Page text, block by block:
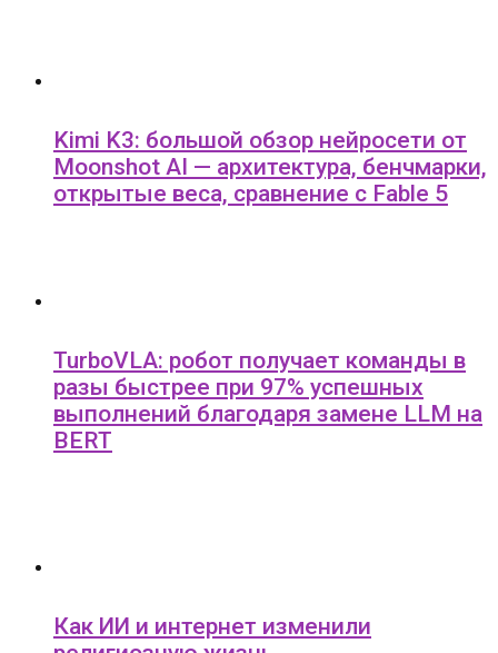
Kimi K3: большой обзор нейросети от
Moonshot AI — архитектура, бенчмарки,
открытые веса, сравнение с Fable 5
TurboVLA: робот получает команды в
разы быстрее при 97% успешных
выполнений благодаря замене LLM на
BERT
Как ИИ и интернет изменили